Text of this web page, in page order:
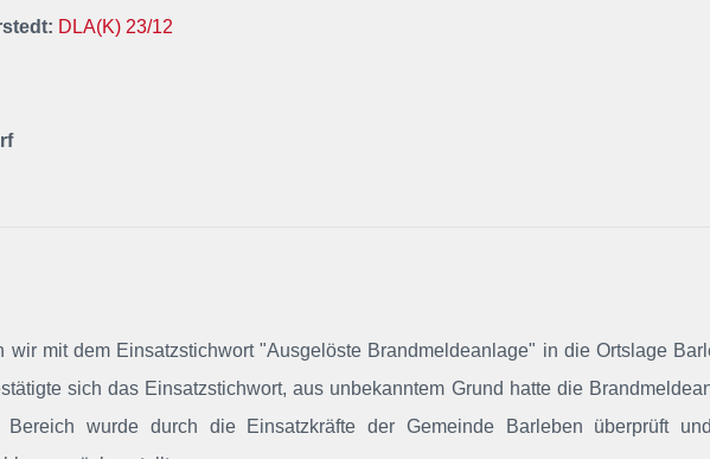
DLA(K) 23/12
wir mit dem Einsatzstichwort "Ausgelöste Brandmeldeanlage" in die Ortslage
sich das Einsatzstichwort, aus unbekanntem Grund hatte die
Bereich wurde durch die Einsatzkräfte der Gemeinde Barleben überprüft